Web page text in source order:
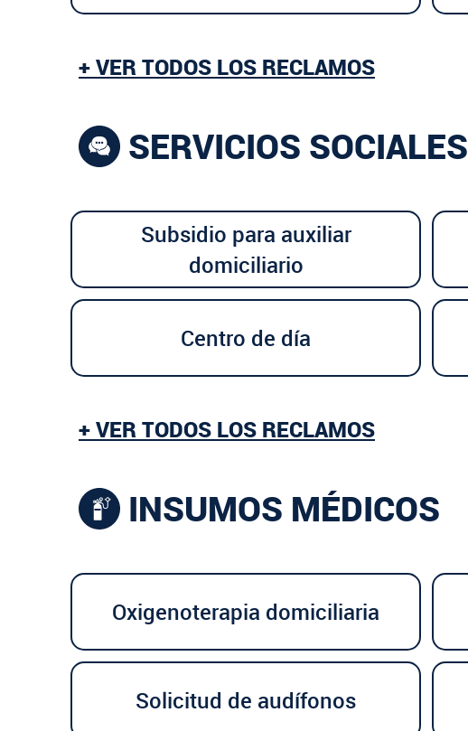
+ VER TODOS LOS RECLAMOS
SERVICIOS SOCIALES
Subsidio para auxiliar
domiciliario
Centro de día
+ VER TODOS LOS RECLAMOS
INSUMOS MÉDICOS
Oxigenoterapia domiciliaria
Solicitud de audífonos